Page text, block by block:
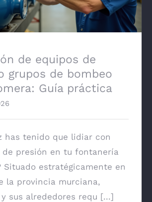
de equipos de
grupos de bombeo
Guía práctica
has tenido que lidiar con
de presión en tu fontanería
Situado estratégicamente en
la provincia murciana,
sus alrededores requ [...]